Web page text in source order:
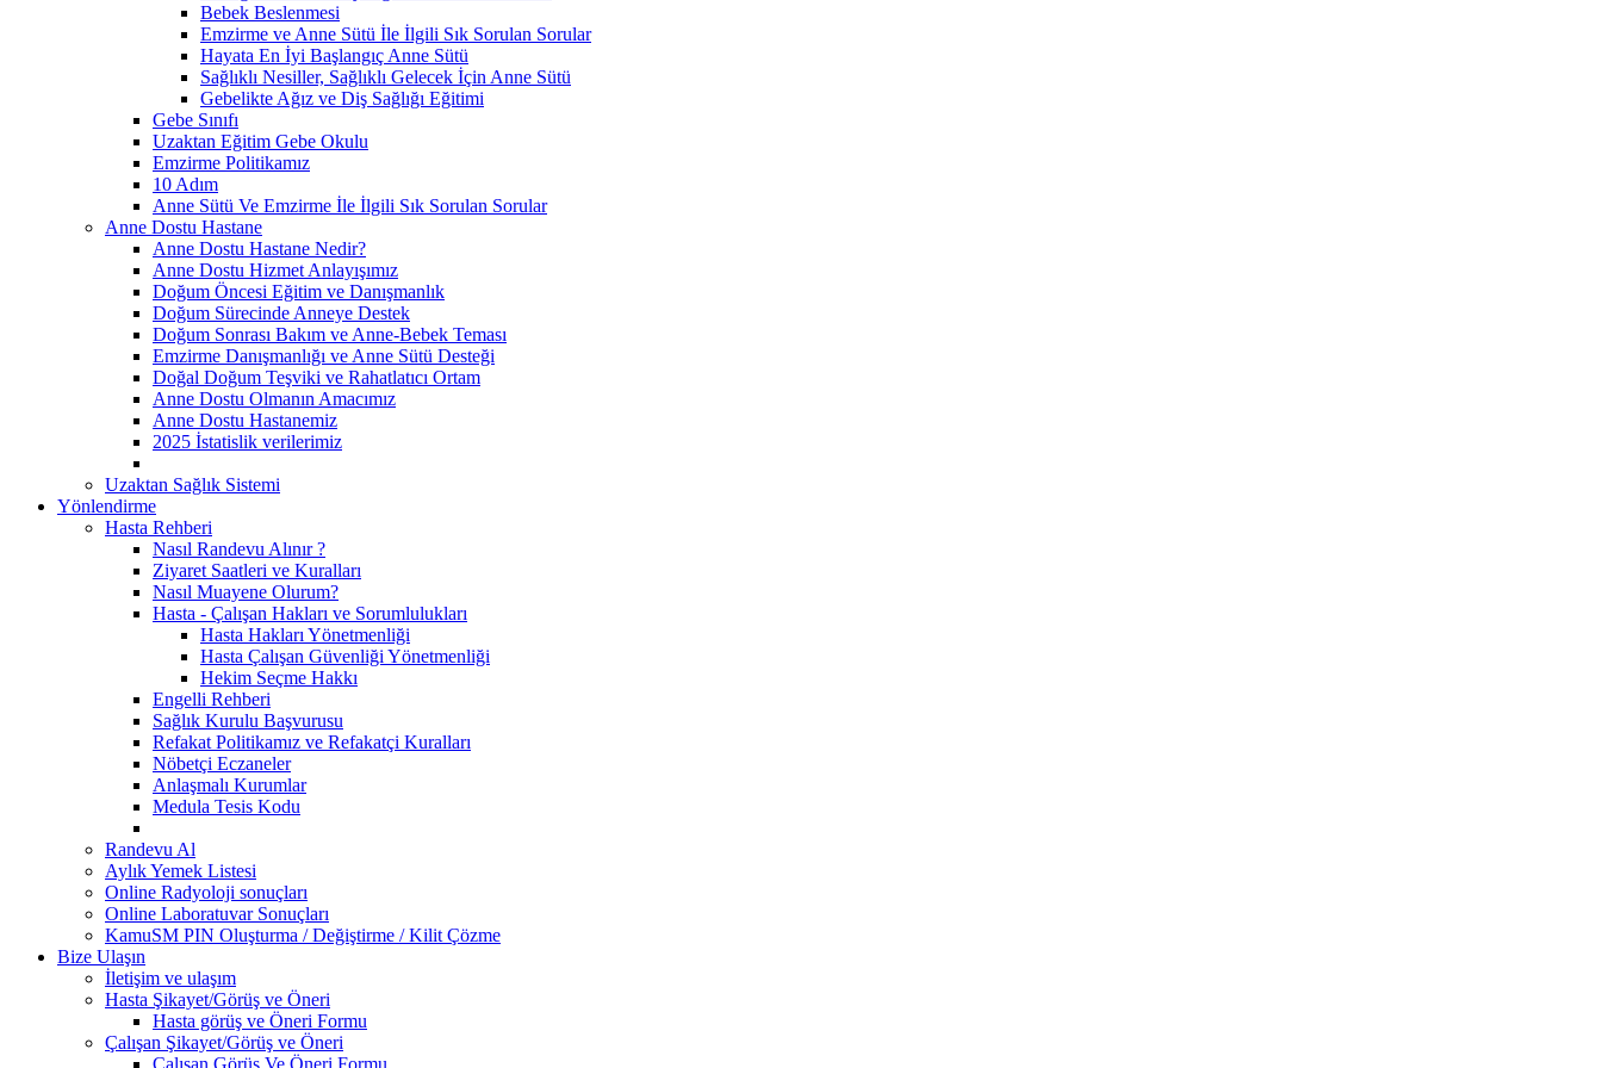
Bebek Beslenmesi
Emzirme ve Anne Sütü İle İlgili Sık Sorulan Sorular
Hayata En İyi Başlangıç Anne Sütü
Sağlıklı Nesiller, Sağlıklı Gelecek İçin Anne Sütü
Gebelikte Ağız ve Diş Sağlığı Eğitimi
Gebe Sınıfı
Uzaktan Eğitim Gebe Okulu
Emzirme Politikamız
10 Adım
Anne Sütü Ve Emzirme İle İlgili Sık Sorulan Sorular
Anne Dostu Hastane
Anne Dostu Hastane Nedir?
Anne Dostu Hizmet Anlayışımız
Doğum Öncesi Eğitim ve Danışmanlık
Doğum Sürecinde Anneye Destek
Doğum Sonrası Bakım ve Anne-Bebek Teması
Emzirme Danışmanlığı ve Anne Sütü Desteği
Doğal Doğum Teşviki ve Rahatlatıcı Ortam
Anne Dostu Olmanın Amacımız
Anne Dostu Hastanemiz
2025 İstatislik verilerimiz
Uzaktan Sağlık Sistemi
Yönlendirme
Hasta Rehberi
Nasıl Randevu Alınır ?
Ziyaret Saatleri ve Kuralları
Nasıl Muayene Olurum?
Hasta - Çalışan Hakları ve Sorumlulukları
Hasta Hakları Yönetmenliği
Hasta Çalışan Güvenliği Yönetmenliği
Hekim Seçme Hakkı
Engelli Rehberi
Sağlık Kurulu Başvurusu
Refakat Politikamız ve Refakatçi Kuralları
Nöbetçi Eczaneler
Anlaşmalı Kurumlar
Medula Tesis Kodu
Randevu Al
Aylık Yemek Listesi
Online Radyoloji sonuçları
Online Laboratuvar Sonuçları
KamuSM PIN Oluşturma / Değiştirme / Kilit Çözme
Bize Ulaşın
İletişim ve ulaşım
Hasta Şikayet/Görüş ve Öneri
Hasta görüş ve Öneri Formu
Çalışan Şikayet/Görüş ve Öneri
Çalışan Görüş Ve Öneri Formu